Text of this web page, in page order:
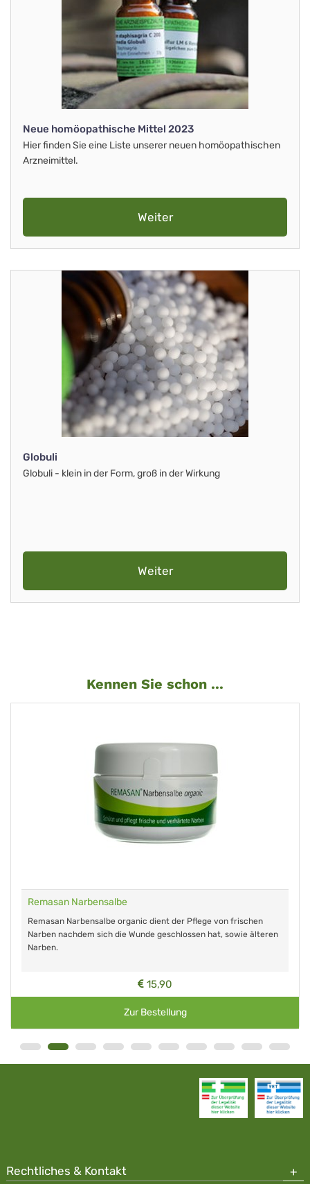
Neue homöopathische Mittel 2023
Hier finden Sie eine Liste unserer neuen homöopathischen
Arzneimittel.
Weiter
Globuli
Globuli - klein in der Form, groß in der Wirkung
Weiter
Kennen Sie schon ...
Remasan Narbensalbe
Remasan Narbensalbe organic dient der Pflege von frischen
Narben nachdem sich die Wunde geschlossen hat, sowie älteren
Narben.
15,90
Zur Bestellung
Rechtliches & Kontakt